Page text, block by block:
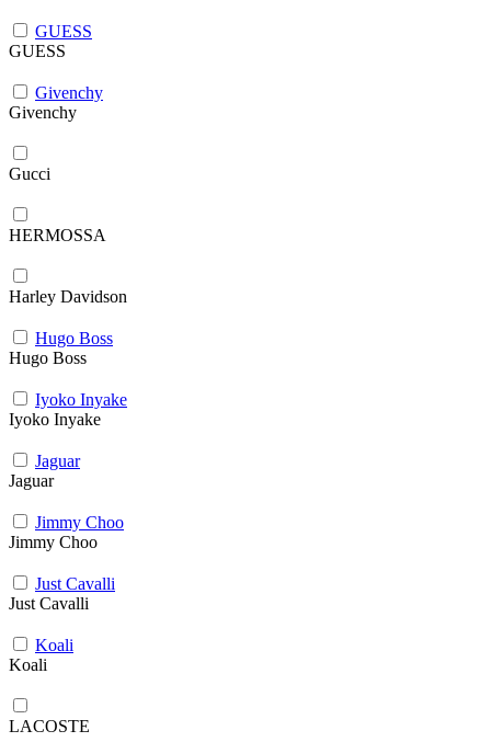
GUESS
GUESS
Givenchy
Givenchy
Gucci
HERMOSSA
Harley Davidson
Hugo Boss
Hugo Boss
Iyoko Inyake
Iyoko Inyake
Jaguar
Jaguar
Jimmy Choo
Jimmy Choo
Just Cavalli
Just Cavalli
Koali
Koali
LACOSTE